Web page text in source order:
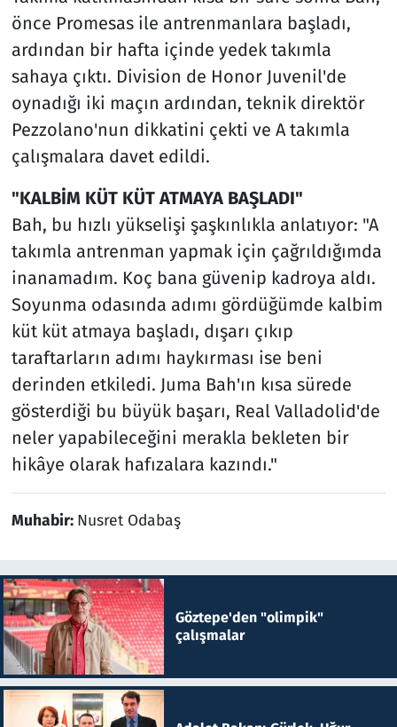
önce Promesas ile antrenmanlara başladı,
ardından bir hafta içinde yedek takımla
sahaya çıktı. Division de Honor Juvenil'de
oynadığı iki maçın ardından, teknik direktör
Pezzolano'nun dikkatini çekti ve A takımla
çalışmalara davet edildi.
"KALBİM KÜT KÜT ATMAYA BAŞLADI"
Bah, bu hızlı yükselişi şaşkınlıkla anlatıyor: "A
takımla antrenman yapmak için çağrıldığımda
inanamadım. Koç bana güvenip kadroya aldı.
Soyunma odasında adımı gördüğümde kalbim
küt küt atmaya başladı, dışarı çıkıp
taraftarların adımı haykırması ise beni
derinden etkiledi. Juma Bah'ın kısa sürede
gösterdiği bu büyük başarı, Real Valladolid'de
neler yapabileceğini merakla bekleten bir
hikâye olarak hafızalara kazındı."
Muhabir: Nusret Odabaş
Göztepe'den "olimpik"
çalışmalar